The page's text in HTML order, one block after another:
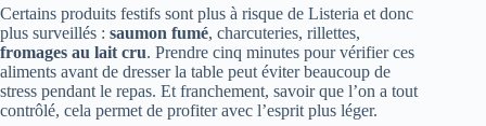
Certains produits festifs sont plus à risque de Listeria et donc
plus surveillés : saumon fumé, charcuteries, rillettes,
fromages au lait cru. Prendre cinq minutes pour vérifier ces
aliments avant de dresser la table peut éviter beaucoup de
stress pendant le repas. Et franchement, savoir que l’on a tout
contrôlé, cela permet de profiter avec l’esprit plus léger.